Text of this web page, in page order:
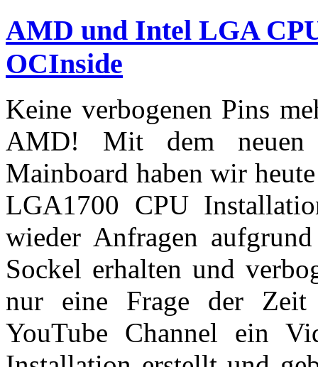
AMD und Intel LGA
OCInside
Keine verbogenen Pins
AMD! Mit dem neuen
Mainboard haben wir
LGA1700 CPU
wieder Anfragen
Sockel erhalten und
nur eine Frage der
YouTube Channel ein